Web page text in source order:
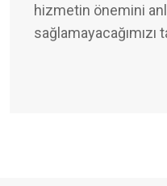
hizmetin önemini